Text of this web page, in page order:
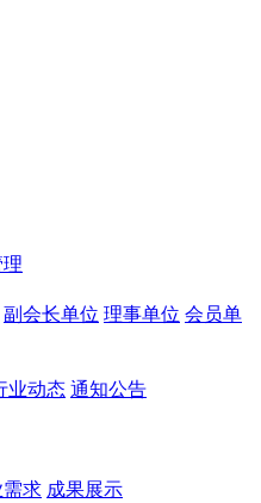
副会长单位 理事单位 会员单
业动态 通知公告
求 成果展示